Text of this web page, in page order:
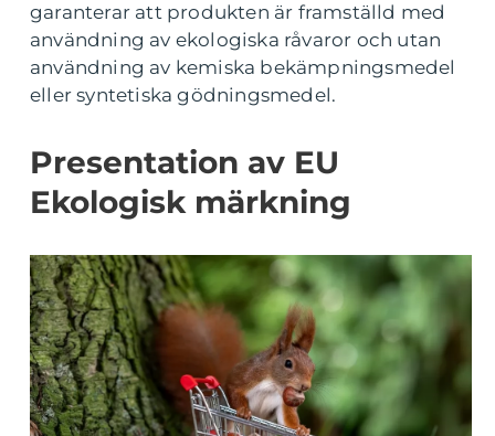
garanterar att produkten är framställd med
användning av ekologiska råvaror och utan
användning av kemiska bekämpningsmedel
eller syntetiska gödningsmedel.
Presentation av EU
Ekologisk märkning